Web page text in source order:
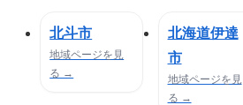
北斗市
地域ページを見
る →
北海道伊達
市
地域ページを見
る →